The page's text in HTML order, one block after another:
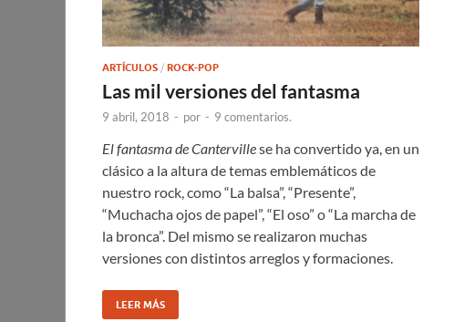
ARTÍCULOS / ROCK-POP
Las mil versiones del fantasma
9 abril, 2018 - por - 9 comentarios.
El fantasma de Cantervillese ha convertido ya, en un
clásico a la altura de temas emblemáticos de
nuestro rock, como “La balsa”, “Presente”,
“Muchacha ojos de papel”, “El oso” o “La marcha de
la bronca”. Del mismo se realizaron muchas
versiones con distintos arreglos y formaciones.
LEER MÁS